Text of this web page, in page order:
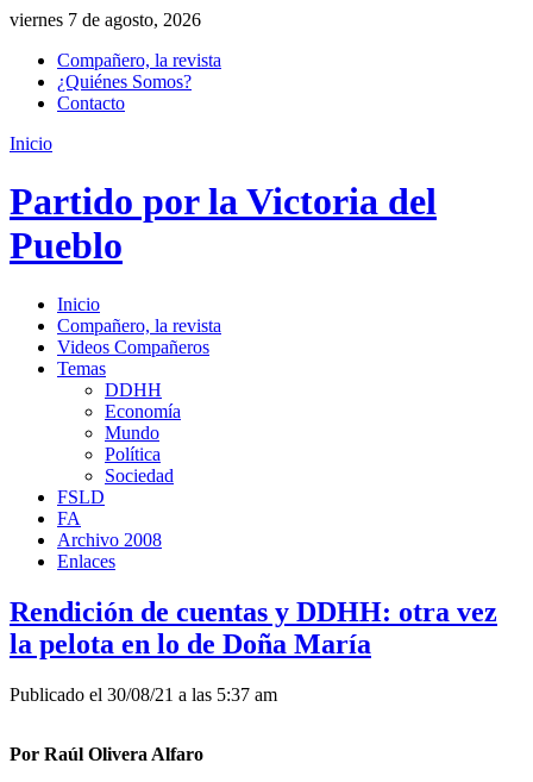
viernes 7 de agosto, 2026
Compañero, la revista
¿Quiénes Somos?
Contacto
Inicio
Partido por la Victoria del
Pueblo
Inicio
Compañero, la revista
Videos Compañeros
Temas
DDHH
Economía
Mundo
Política
Sociedad
FSLD
FA
Archivo 2008
Enlaces
Rendición de cuentas y DDHH: otra vez
la pelota en lo de Doña María
Publicado el 30/08/21 a las 5:37 am
Por Raúl Olivera Alfaro